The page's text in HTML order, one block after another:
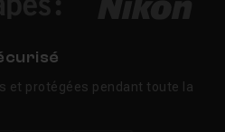
et protégées pendant toute la